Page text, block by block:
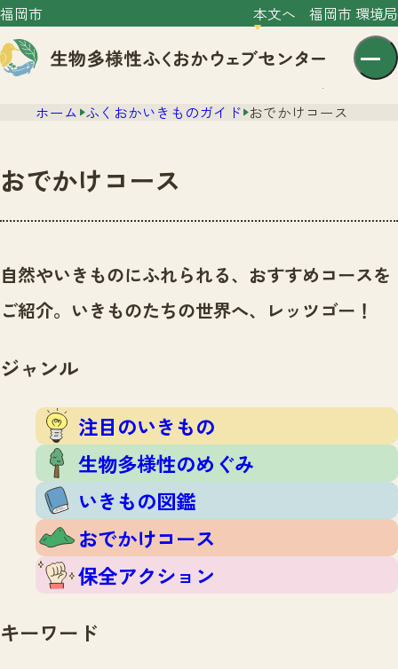
福岡市 本文へ 福岡市 環境局
センター紹介
センター紹介TOP
サイトポリシー
ニュース
いきものガイド
注目のいきもの
生物多様性のめぐみ
いきもの図鑑
おでかけコース
保全アクション
イベント
いきもの調査隊
調査レポート
調査レポートTOP
調査結果
ふくおかいきものマップ
マッチング
マッチングTOP
掲載申し込みフォーム
お問合せ
ホーム ふくおかいきものガイド おでかけコース
おでかけコース
自然やいきものにふれられる、おすすめコースを
ご紹介。いきものたちの世界へ、レッツゴー！
ジャンル
注目のいきもの
生物多様性のめぐみ
いきもの図鑑
おでかけコース
保全アクション
キーワード